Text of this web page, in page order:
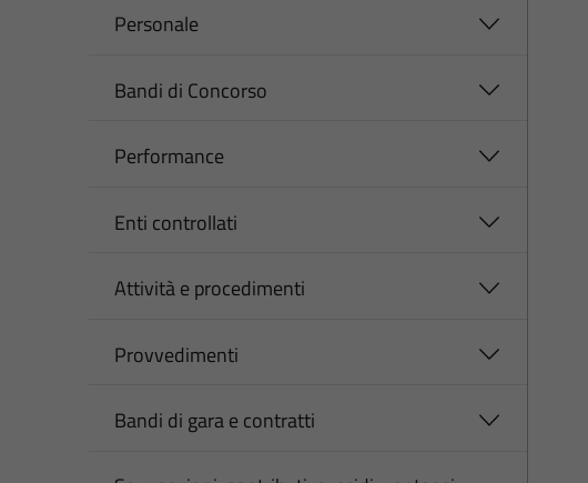
Personale
Bandi di Concorso
Performance
Enti controllati
Attività e procedimenti
Provvedimenti
Bandi di gara e contratti